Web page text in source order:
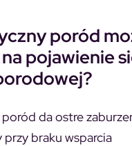
poród
pojawienie
da ostre
braku wsparcia